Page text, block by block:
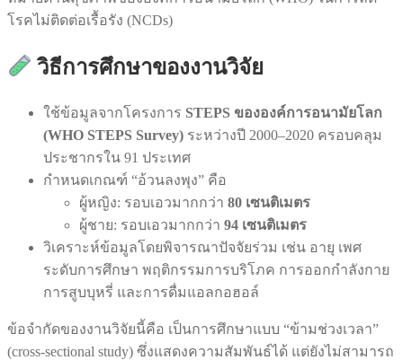
โรคไม่ติดต่อเรื้อรัง (NCDs)
วิธีการศึกษาของงานวิจัย
ใช้ข้อมูลจากโครงการ STEPS ขององค์การอนามัยโลก
(WHO STEPS Survey) ระหว่างปี 2000–2020 ครอบคลุม
ประชากรใน 91 ประเทศ
กำหนดเกณฑ์ “อ้วนลงพุง” คือ
ผู้หญิง: รอบเอวมากกว่า 80 เซนติเมตร
ผู้ชาย: รอบเอวมากกว่า 94 เซนติเมตร
วิเคราะห์ข้อมูลโดยพิจารณาปัจจัยร่วม เช่น อายุ เพศ
ระดับการศึกษา พฤติกรรมการบริโภค การออกกำลังกาย
การสูบบุหรี่ และการดื่มแอลกอฮอล์
ข้อจำกัดของงานวิจัยนี้คือ เป็นการศึกษาแบบ “ข้ามช่วงเวลา”
(cross-sectional study) ซึ่งแสดงความสัมพันธ์ได้ แต่ยังไม่สามารถ